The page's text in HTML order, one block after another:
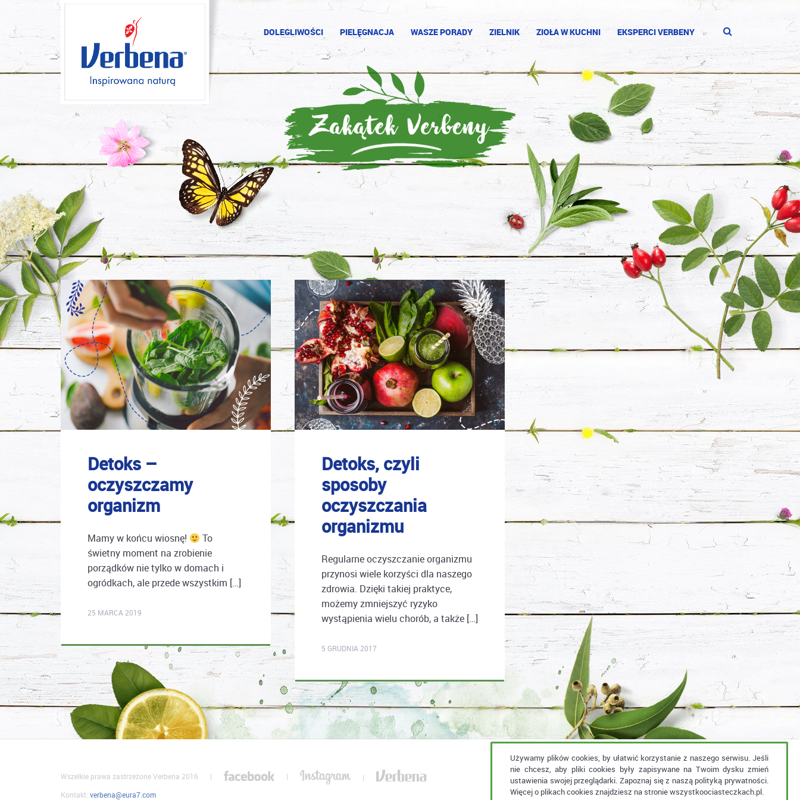
DOLEGLIWOŚCI PIELĘGNACJA WASZE PORADY ZIELNIK ZIOŁA W KUCHNI EKSPERCI VERBENY
Blog
posts
Detoks –
oczyszczamy
organizm
Mamy w końcu wiosnę!
To
świetny moment na zrobienie
porządków nie tylko w domach i
ogródkach, ale przede wszystkim […]
25 MARCA 2019
Detoks, czyli
sposoby
oczyszczania
organizmu
Regularne oczyszczanie organizmu
przynosi wiele korzyści dla naszego
zdrowia. Dzięki takiej praktyce,
możemy zmniejszyć ryzyko
wystąpienia wielu chorób, a także […]
5 GRUDNIA 2017
Wszelkie prawa zastrzeżone Verbena 2016 | |
|
Kontakt: verbena@eura7.com
Agencja Interaktywna
Używamy plików cookies, by ułatwić korzystanie z naszego serwisu. Jeśli
nie chcesz, aby pliki cookies były zapisywane na Twoim dysku zmień
ustawienia swojej przeglądarki. Zapoznaj się z naszą polityką prywatności.
Więcej o plikach cookies znajdziesz na stroniewszystkoociasteczkach.pl.